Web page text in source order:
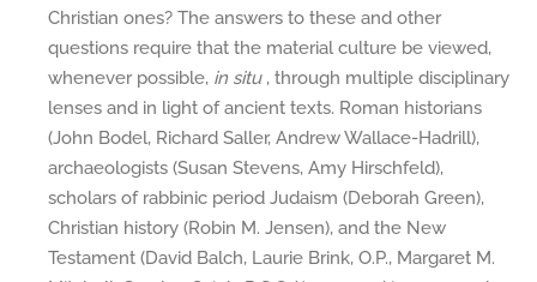
Christian ones? The answers to these and other
questions require that the material culture be viewed,
whenever possible, in situ, through multiple disciplinary
lenses and in light of ancient texts. Roman historians
(John Bodel, Richard Saller, Andrew Wallace-Hadrill),
archaeologists (Susan Stevens, Amy Hirschfeld),
scholars of rabbinic period Judaism (Deborah Green),
Christian history (Robin M. Jensen), and the New
Testament (David Balch, Laurie Brink, O.P., Margaret M.